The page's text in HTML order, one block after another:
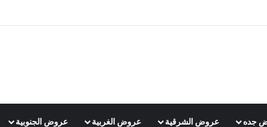
جده عروض الشرقية عروض الغربية عروض الجنوبية